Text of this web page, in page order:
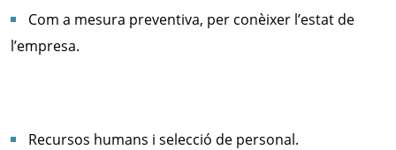
Com a mesura preventiva, per conèixer l’estat de
l’empresa.
Recursos humans i selecció de personal.